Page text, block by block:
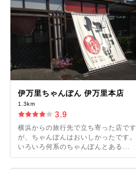
伊万里ちゃんぽん 伊万里本店
1.3km
3.9
横浜からの旅行先で立ち寄った店です
が、ちゃんぽんはおいしかったです。
いろいろ何系のちゃんぽんとある...